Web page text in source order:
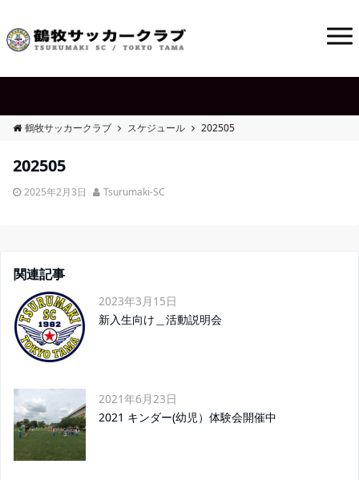
鶴牧サッカークラブ スケジュール 202505
202505
2025年2月3日 Tsurumaki-SC
関連記事
2023年3月15日
新入生向け＿活動説明会
2021年6月23日
2021 キンダー(幼児）体験会開催中